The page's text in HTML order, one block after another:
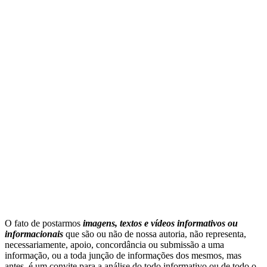
O fato de postarmos imagens, textos e vídeos informativos ou
informacionais que são ou não de nossa autoria, não representa,
necessariamente, apoio, concordância ou submissão a uma
informação, ou a toda junção de informações dos mesmos, mas